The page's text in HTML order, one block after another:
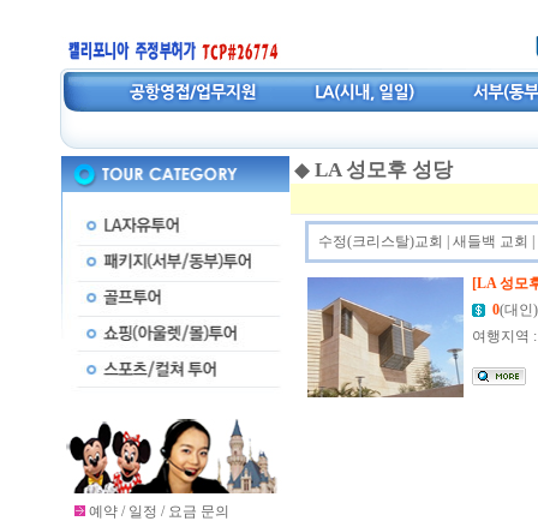
예약 / 일정 / 요금 문의
◆ LA 성모후 성당
수정(크리스탈)교회 새들백 교회
[LA 성모
0(대인)
여행지역